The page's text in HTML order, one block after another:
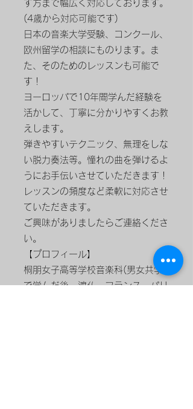
す方まで幅広く対応しております。
(4歳から対応可能です)
日本の音楽大学受験、コンクール、
欧州留学の相談にものります。ま
た、そのためのレッスンも可能で
す！
ヨーロッパで10年間学んだ経験を
活かして、丁寧に分かりやすくお教
えします。
弾きやすいテクニック、無理をしな
い脱力奏法等。憧れの曲を弾けるよ
うにお手伝いさせていただきます！
レッスンの頻度など柔軟に対応させ
ていただきます。
ご興味がありましたらご連絡くださ
い。
【プロフィール】
桐朋女子高等学校音楽科(男女共学)
で学んだ後、渡仏。フランス・パリ